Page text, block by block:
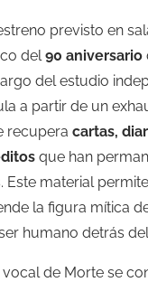
previsto en
del 90 aniversario
del estudio
a partir de un
recupera cartas,
que han
Este material
la figura mítica
humano detrás
de Morte se